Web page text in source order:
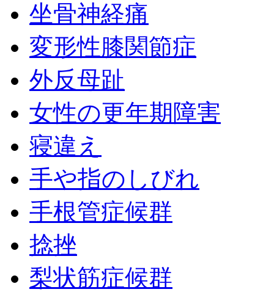
坐骨神経痛
変形性膝関節症
外反母趾
女性の更年期障害
寝違え
手や指のしびれ
手根管症候群
捻挫
梨状筋症候群